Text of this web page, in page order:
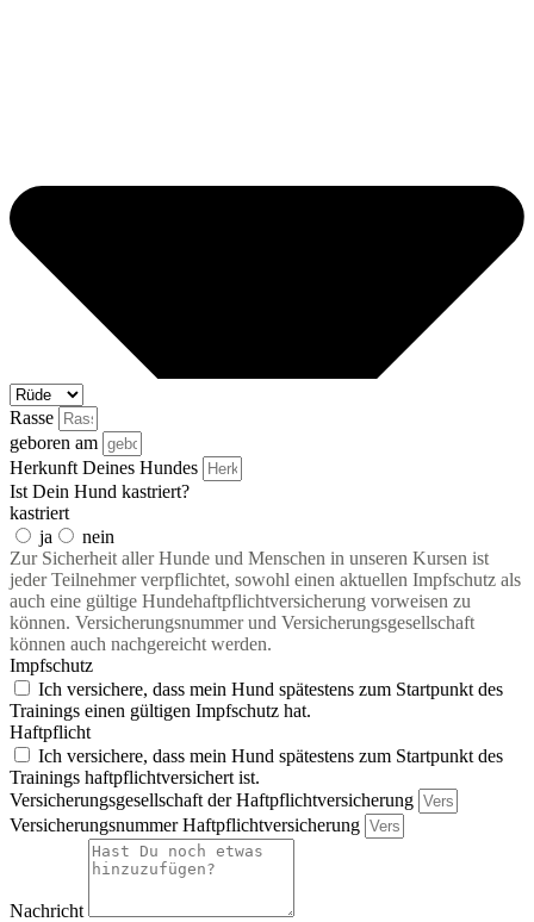
Rasse
geboren am
Herkunft Deines Hundes
Ist Dein Hund kastriert?
kastriert
ja
nein
Zur Sicherheit aller Hunde und Menschen in unseren Kursen ist
jeder Teilnehmer verpflichtet, sowohl einen aktuellen Impfschutz als
auch eine gültige Hundehaftpflichtversicherung vorweisen zu
können. Versicherungsnummer und Versicherungsgesellschaft
können auch nachgereicht werden.
Impfschutz
Ich versichere, dass mein Hund spätestens zum Startpunkt des
Trainings einen gültigen Impfschutz hat.
Haftpflicht
Ich versichere, dass mein Hund spätestens zum Startpunkt des
Trainings haftpflichtversichert ist.
Versicherungsgesellschaft der Haftpflichtversicherung
Versicherungsnummer Haftpflichtversicherung
Nachricht